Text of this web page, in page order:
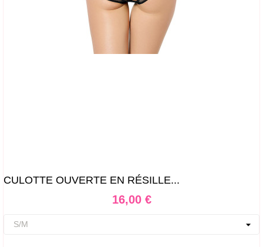
CULOTTE OUVERTE EN RÉSILLE...
Prix
16,00 €